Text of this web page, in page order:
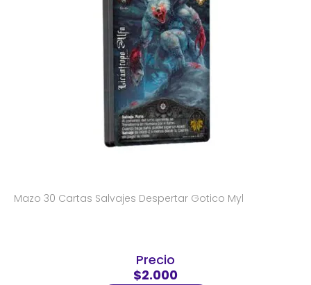
Mazo 30 Cartas Salvajes Despertar Gotico Myl
Precio
$2.000